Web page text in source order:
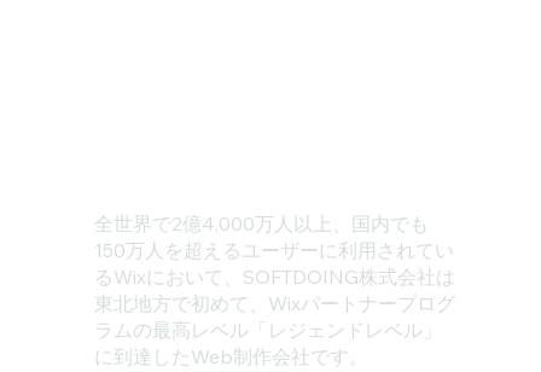
全世界で2億4,000万人以上、国内でも
150万人を超えるユーザーに利用されてい
るWixにおいて、SOFTDOING株式会社は
東北地方で初めて、Wixパートナープログ
ラムの最高レベル「レジェンドレベル」
に到達したWeb制作会社です。